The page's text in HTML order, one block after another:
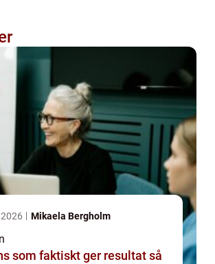
Mikaela Bergholm
som faktiskt ger resultat så